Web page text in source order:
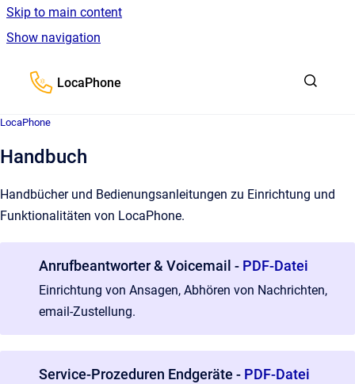
Skip to main content
Show navigation
LocaPhone
LocaPhone
Handbuch
Handbücher und Bedienungsanleitungen zu Einrichtung und
Funktionalitäten von LocaPhone.
Anrufbeantworter & Voicemail - PDF-Datei
Einrichtung von Ansagen, Abhören von Nachrichten,
email-Zustellung.
Service-Prozeduren Endgeräte - PDF-Datei